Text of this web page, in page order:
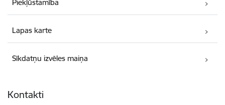
Piekļūstamība
Lapas karte
Sīkdatņu izvēles maiņa
Kontakti